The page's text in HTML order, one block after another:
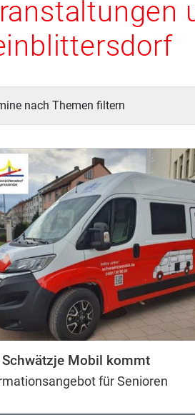
nach Themen filtern
Schwätzje Mobil kommt
für Senioren